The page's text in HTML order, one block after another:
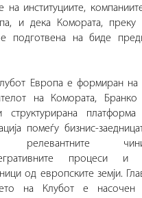
на институциите,
и дека Комората, преку
подготвена на биде
Европа е формиран на
на Комората,
структурирана
помеѓу бизнис-
релевантните
процеси и
од европските земји.
на Клубот е